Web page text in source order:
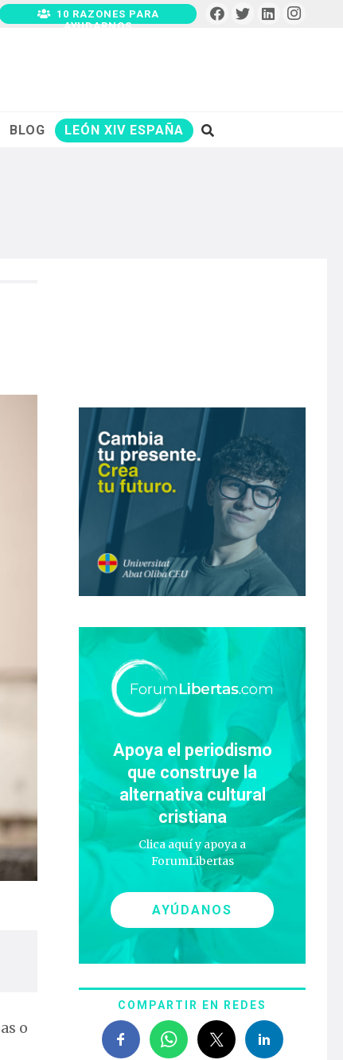
10 RAZONES PARA
AYUDARNOS
BLOG LEÓN XIV ESPAÑA
o
Apoya el periodismo
que construye la
alternativa cultural
cristiana
Clica aquí y apoya a
ForumLibertas
AYÚDANOS
COMPARTIR EN REDES